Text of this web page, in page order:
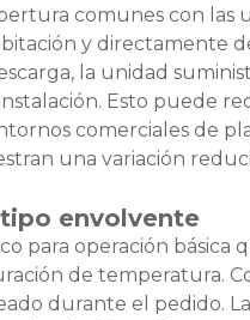
comunes con las
y directamente
la unidad
Esto puede
comerciales de
una variación
envolvente
para operación básica
de temperatura.
durante el pedido.